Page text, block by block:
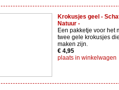
Krokusjes geel -
Natuur -
Een pakketje voor het
twee gele krokusjes
maken zijn.
€ 4,95
plaats in winkelwagen